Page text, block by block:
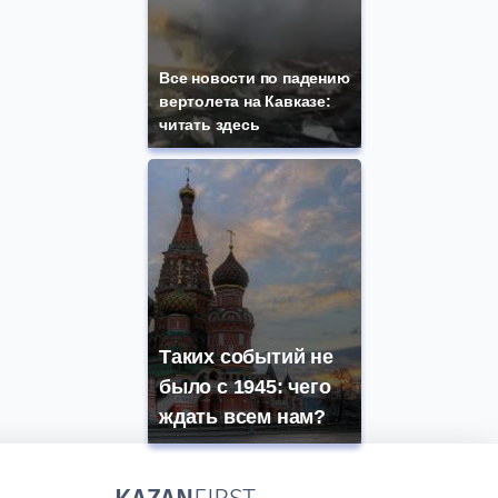
Все новости по падению
вертолета на Кавказе:
читать здесь
Таких событий не
было с 1945: чего
ждать всем нам?